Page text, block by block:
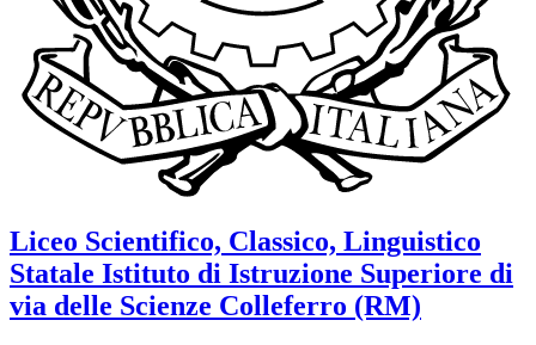
Liceo Scientifico, Classico, Linguistico
Statale Istituto di Istruzione Superiore di
via delle Scienze Colleferro (RM)